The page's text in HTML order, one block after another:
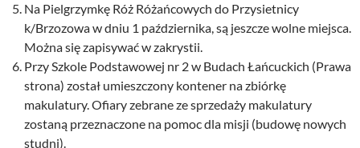
Na Pielgrzymkę Róż Różańcowych do Przysietnicy
k/Brzozowa w dniu 1 października, są jeszcze wolne miejsca.
Można się zapisywać w zakrystii.
Przy Szkole Podstawowej nr 2 w Budach Łańcuckich (Prawa
strona) został umieszczony kontener na zbiórkę
makulatury. Ofiary zebrane ze sprzedaży makulatury
zostaną przeznaczone na pomoc dla misji (budowę nowych
studni).